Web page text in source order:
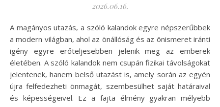
2026.06.16.
A magányos utazás, a szóló kalandok egyre népszerűbbek
a modern világban, ahol az önállóság és az önismeret iránti
igény egyre erőteljesebben jelenik meg az emberek
életében. A szóló kalandok nem csupán fizikai távolságokat
jelentenek, hanem belső utazást is, amely során az egyén
újra felfedezheti önmagát, szembesülhet saját határaival
és képességeivel. Ez a fajta élmény gyakran mélyebb